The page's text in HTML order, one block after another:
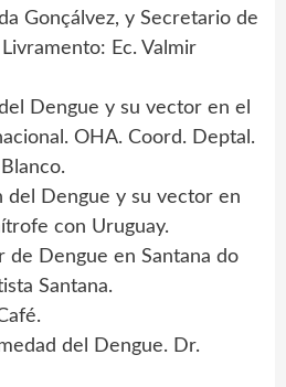
Gonçálvez, y Secretario de
Ec. Valmir
Dengue y su vector en el
OHA. Coord. Deptal.
del Dengue y su vector en
con Uruguay.
de Dengue en Santana do
Santana.
del Dengue. Dr.